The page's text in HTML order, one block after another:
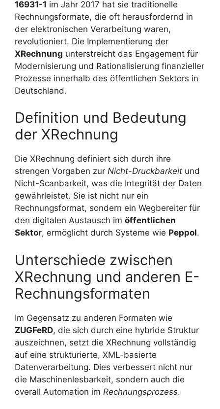
16931-1 im Jahr 2017 hat sie traditionelle
Rechnungsformate, die oft herausfordernd in
der elektronischen Verarbeitung waren,
revolutioniert. Die Implementierung der
XRechnung unterstreicht das Engagement für
Modernisierung und Rationalisierung finanzieller
Prozesse innerhalb des öffentlichen Sektors in
Deutschland.
Definition und Bedeutung
der XRechnung
Die XRechnung definiert sich durch ihre
strengen Vorgaben zur Nicht-Druckbarkeit und
Nicht-Scanbarkeit, was die Integrität der Daten
gewährleistet. Sie ist nicht nur ein
Rechnungsformat, sondern ein Wegbereiter für
den digitalen Austausch im öffentlichen
Sektor, ermöglicht durch Systeme wie Peppol.
Unterschiede zwischen
XRechnung und anderen E-
Rechnungsformaten
Im Gegensatz zu anderen Formaten wie
ZUGFeRD, die sich durch eine hybride Struktur
auszeichnen, setzt die XRechnung vollständig
auf eine strukturierte, XML-basierte
Datenverarbeitung. Dies verbessert nicht nur
die Maschinenlesbarkeit, sondern auch die
overall Automation im Rechnungsprozess.